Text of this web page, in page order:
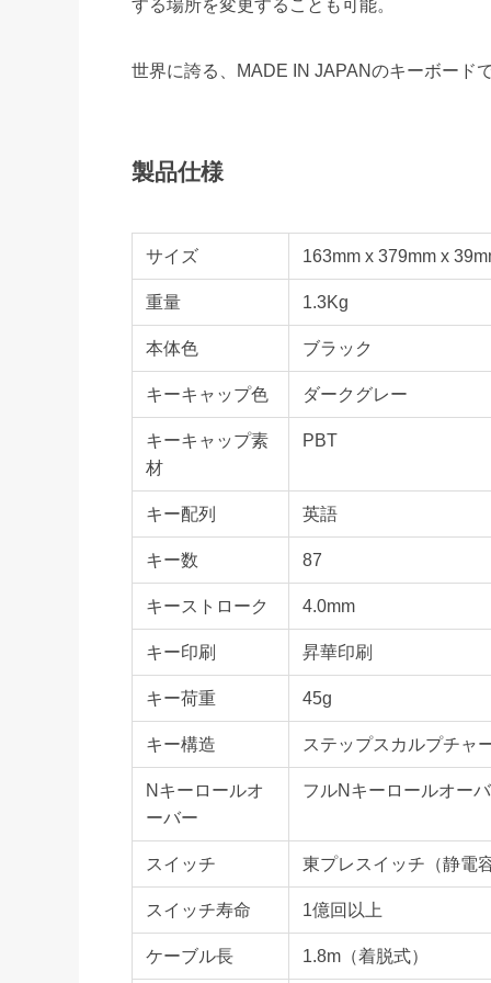
する場所を変更することも可能。
世界に誇る、MADE IN JAPANのキーボードで
製品仕様
サイズ 163mm x 379mm x
重量 1.3Kg
本体色 ブラック
キーキャップ色 ダークグレー
キーキャップ素
材
PBT
キー配列 英語
キー数 87
キーストローク 4.0mm
キー印刷 昇華印刷
キー荷重 45g
キー構造 ステップスカルプチャ
Nキーロールオ
ーバー
フルNキーロールオー
スイッチ 東プレスイッチ（静電
スイッチ寿命 1億回以上
ケーブル長 1.8m（着脱式）